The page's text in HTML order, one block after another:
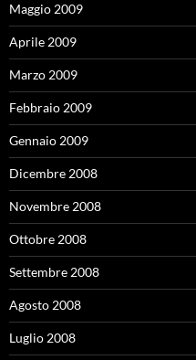
Maggio 2009
Aprile 2009
Marzo 2009
Febbraio 2009
Gennaio 2009
Dicembre 2008
Novembre 2008
Ottobre 2008
Settembre 2008
Agosto 2008
Luglio 2008